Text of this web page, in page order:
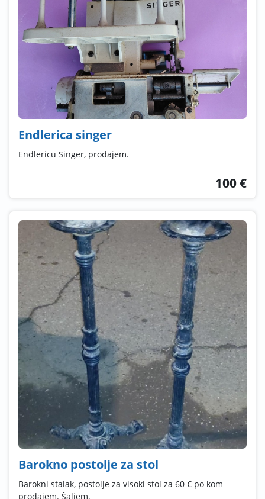
Endlerica singer
Endlericu Singer, prodajem.
100 €
Barokno postolje za stol
Barokni stalak, postolje za visoki stol za 60 € po kom
prodajem. Šaljem.